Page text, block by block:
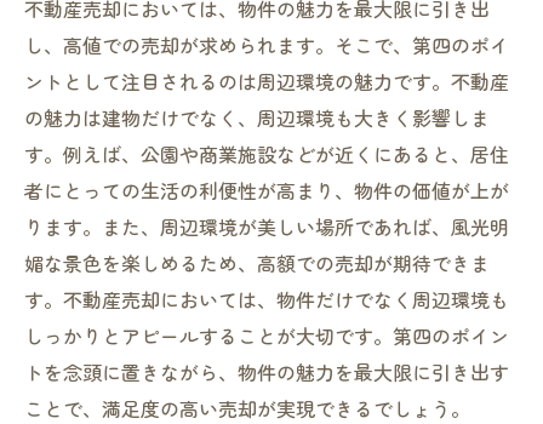
不動産売却においては、物件の魅力を最大限に引き出
し、高値での売却が求められます。そこで、第四のポイ
ントとして注目されるのは周辺環境の魅力です。不動産
の魅力は建物だけでなく、周辺環境も大きく影響しま
す。例えば、公園や商業施設などが近くにあると、居住
者にとっての生活の利便性が高まり、物件の価値が上が
ります。また、周辺環境が美しい場所であれば、風光明
媚な景色を楽しめるため、高額での売却が期待できま
す。不動産売却においては、物件だけでなく周辺環境も
しっかりとアピールすることが大切です。第四のポイン
トを念頭に置きながら、物件の魅力を最大限に引き出す
ことで、満足度の高い売却が実現できるでしょう。